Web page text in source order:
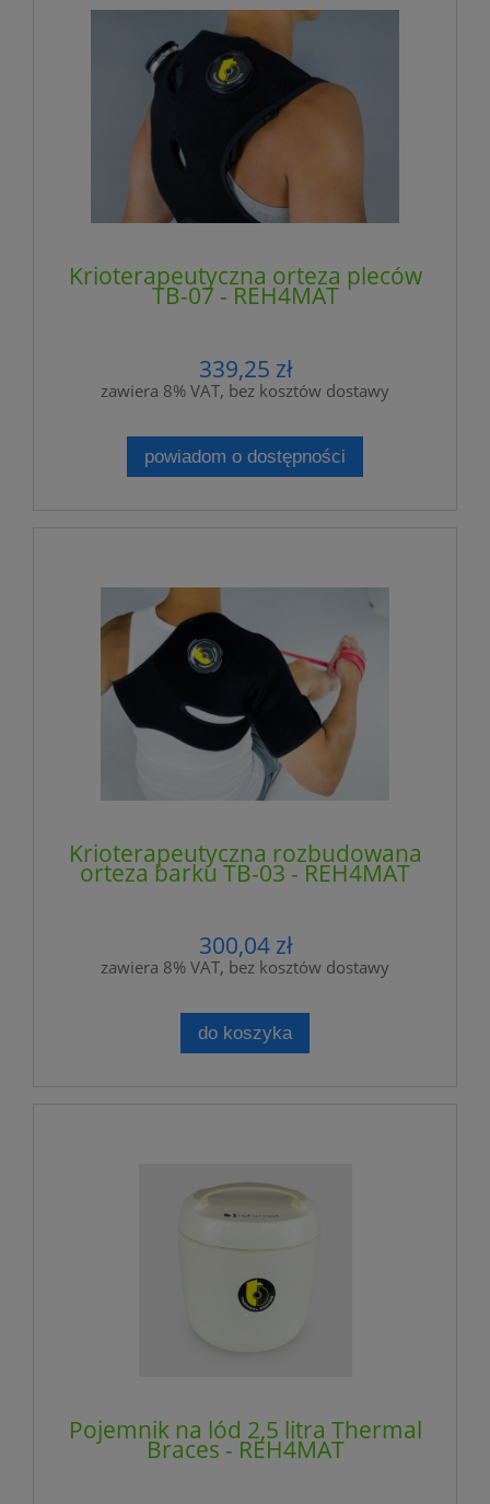
Krioterapeutyczna orteza pleców
TB-07 - REH4MAT
339,25 zł
zawiera 8% VAT, bez kosztów dostawy
powiadom o dostępności
Krioterapeutyczna rozbudowana
orteza barku TB-03 - REH4MAT
300,04 zł
zawiera 8% VAT, bez kosztów dostawy
do koszyka
Pojemnik na lód 2,5 litra Thermal
Braces - REH4MAT